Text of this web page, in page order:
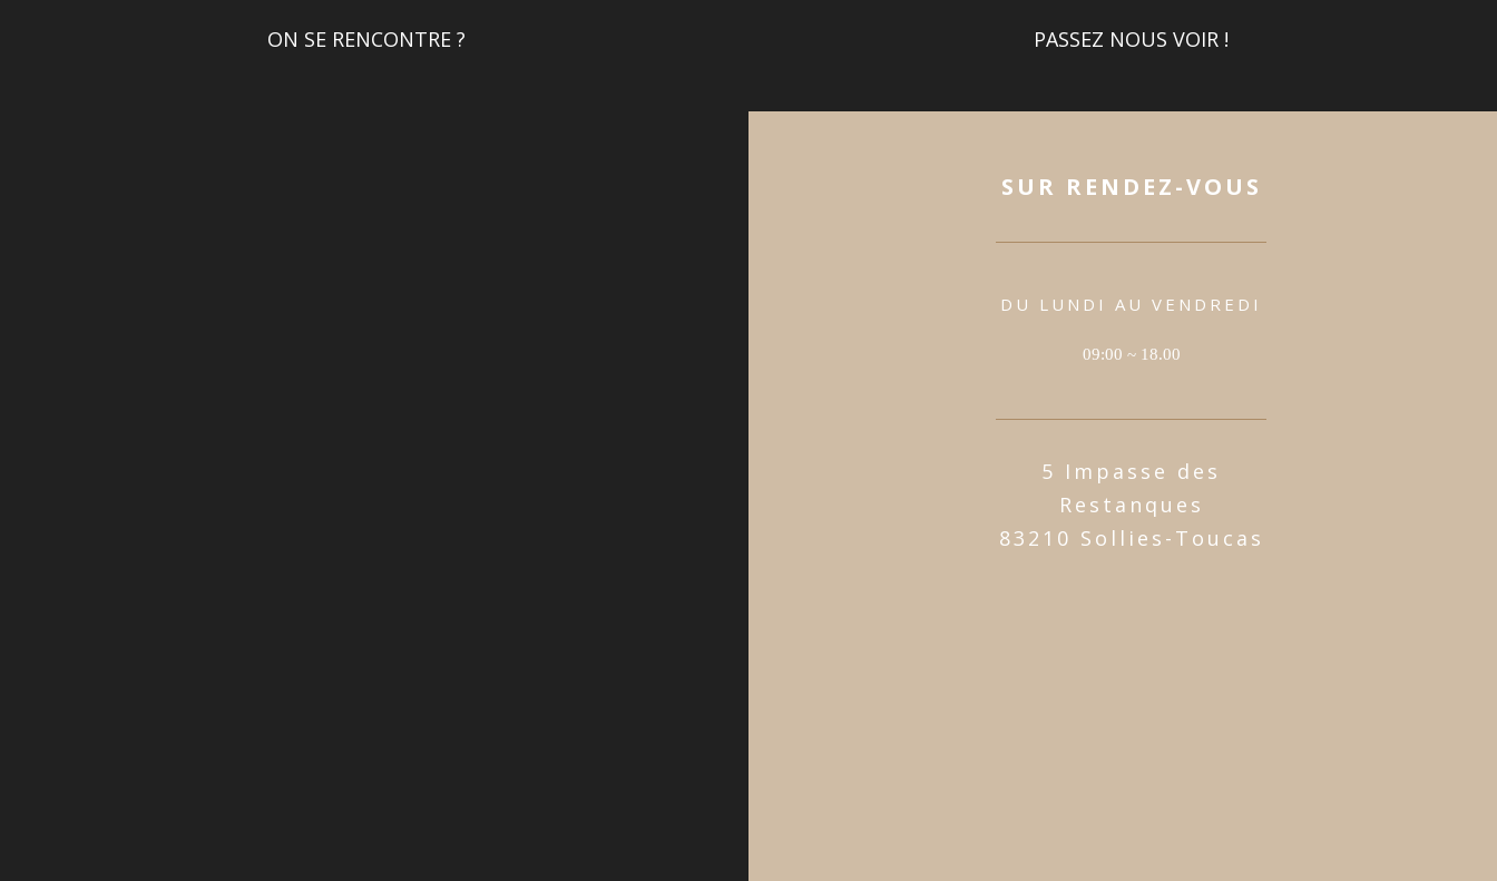
ON SE RENCONTRE ? PASSEZ NOUS VOIR !
SUR RENDEZ-VOUS
DU LUNDI AU VENDREDI
09:00 ~ 18.00
5 Impasse des
Restanques
83210 Sollies-Toucas